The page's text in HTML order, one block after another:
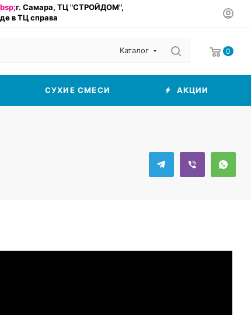
г. Самара, ТЦ "СТРОЙДОМ",
в ТЦ справа
Каталог 0
СУХИЕ СМЕСИ АКЦИИ